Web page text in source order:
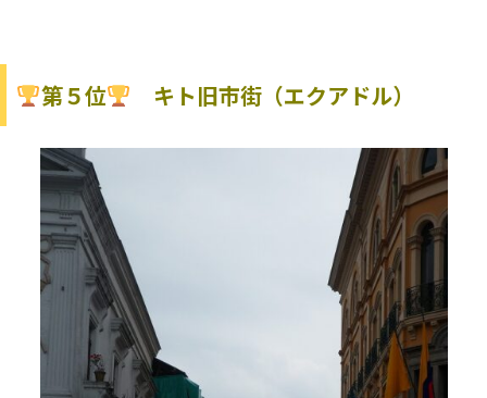
第５位 キト旧市街（エクアドル）